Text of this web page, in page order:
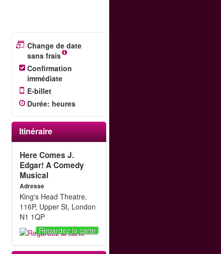
Change de date
sans frais
Confirmation
immédiate
E-billet
Durée: heures
Itinéraire
Here Comes J.
Edgar! A Comedy
Musical
Adresse
King's Head Theatre,
116P, Upper St, London
N1 1QP
Regardez la carte